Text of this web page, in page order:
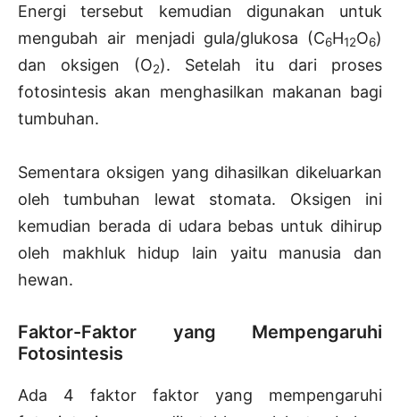
Energi tersebut kemudian digunakan untuk
mengubah air menjadi gula/glukosa (C6H12O6)
dan oksigen (O2). Setelah itu dari proses
fotosintesis akan menghasilkan makanan bagi
tumbuhan.
Sementara oksigen yang dihasilkan dikeluarkan
oleh tumbuhan lewat stomata. Oksigen ini
kemudian berada di udara bebas untuk dihirup
oleh makhluk hidup lain yaitu manusia dan
hewan.
Faktor-Faktor yang Mempengaruhi
Fotosintesis
Ada 4 faktor faktor yang mempengaruhi